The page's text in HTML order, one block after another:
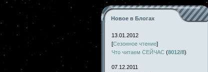
Новое в Блогах
13.01.2012
[Сезонное чтение]
Что читаем СЕЙЧАС (8012/8)
07.12.2011